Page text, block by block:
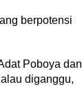
berpotensi
Poboya dan
diganggu,